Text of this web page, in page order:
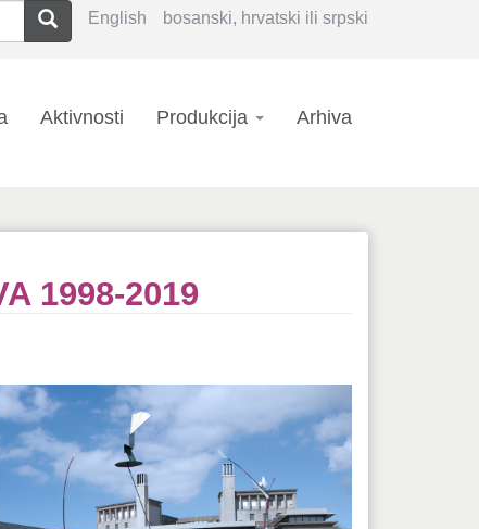
English bosanski, hrvatski ili srpski
Pretraga
Aktivnosti Produkcija Arhiva
1998-2019